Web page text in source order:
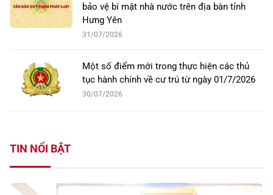
bảo vệ bí mật nhà nước trên địa bàn tỉnh
Hưng Yên
31/07/2026
Một số điểm mới trong thực hiện các thủ
tục hành chính về cư trú từ ngày 01/7/2026
30/07/2026
TIN NỔI BẬT